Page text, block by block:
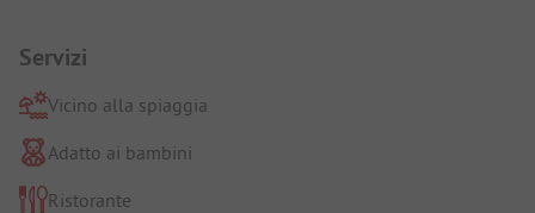
Servizi
Vicino alla spiaggia
Adatto ai bambini
Ristorante